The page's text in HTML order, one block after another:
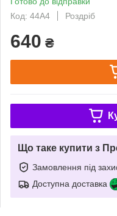
Код: 44А4
Роздріб
640 ₴
Що таке купити з
Замовлення під
Доступна доставка